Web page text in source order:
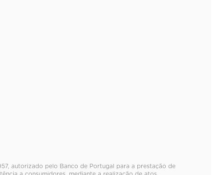
autorizado pelo Banco de Portugal para a prestação de